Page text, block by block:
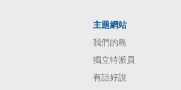
主題網站
我們的島
獨立特派員
有話好說